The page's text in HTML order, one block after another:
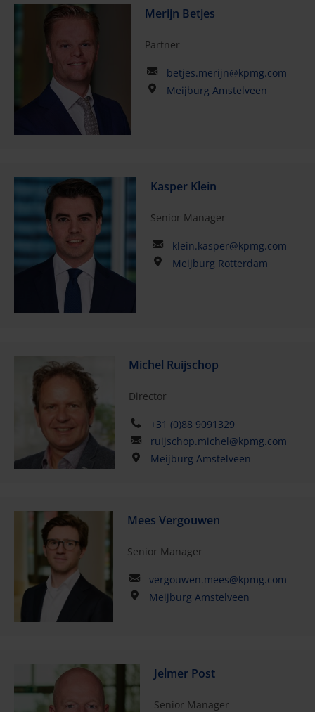
Merijn Betjes
Partner
betjes.merijn@kpmg.com
Meijburg Amstelveen
Kasper Klein
Senior Manager
klein.kasper@kpmg.com
Meijburg Rotterdam
Michel Ruijschop
Director
+31 (0)88 9091329
ruijschop.michel@kpmg.com
Meijburg Amstelveen
Mees Vergouwen
Senior Manager
vergouwen.mees@kpmg.com
Meijburg Amstelveen
Jelmer Post
Senior Manager